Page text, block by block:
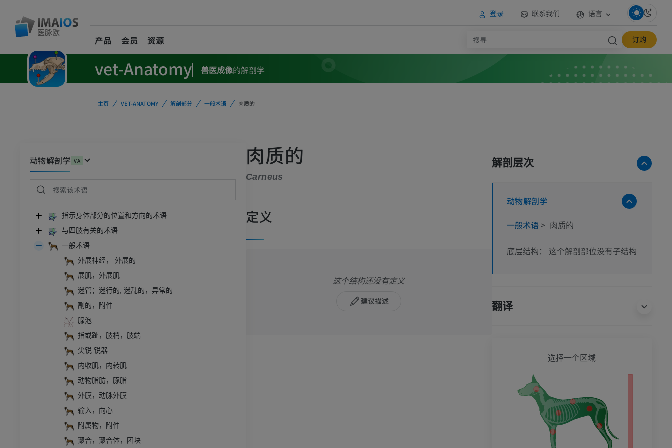
登录 联系我们 语言
产品 会员 资源 订购
vet-Anatomy 兽医成像的解剖学
主页 VET-ANATOMY 解剖部分 一般术语 肉质的
动物解剖学 VA
指示身体部分的位置和方向的术语
与四肢有关的术语
一般术语
外展神经， 外展的
展肌，外展肌
迷管；迷行的, 迷乱的，异常的
副的，附件
腺泡
指或趾，肢梢，肢端
尖锐 锐器
内收肌，内转肌
动物脂肪，豚脂
外膜，动脉外膜
输入，向心
附属物，附件
聚合，聚合体，团块
肉质的
Carneus
定义
这个结构还没有定义
建议描述
解剖层次
动物解剖学
一般术语> 肉质的
底层结构： 这个解剖部位没有子结构
翻译
牛
牛：一般解剖学
插画
牛 - 骨学
选择一个区域